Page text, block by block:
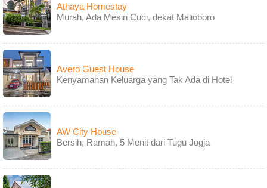
Athaya Homestay
Murah, Ada Mesin Cuci, dekat Malioboro
Avero Guest House
Kenyamanan Keluarga yang Tak Ada di Hotel
AW City House
Bersih, Ramah, 5 Menit dari Tugu Jogja